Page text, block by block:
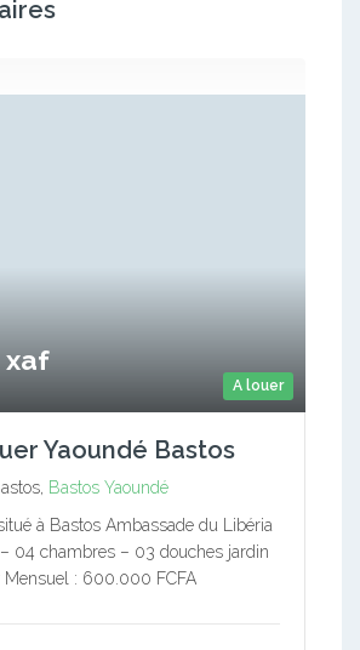
A louer
xaf
Yaoundé Bastos
Bastos Yaoundé
à Bastos Ambassade du Libéria
04 chambres – 03 douches jardin
Mensuel : 600.000 FCFA